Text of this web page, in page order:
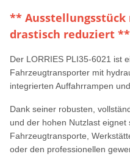
** Ausstellungsstück
drastisch reduziert **
Der LORRIES PLI35-6021 ist
Fahrzeugtransporter mit
integrierten Auffahrrampen
Dank seiner robusten,
und der hohen Nutzlast
Fahrzeugtransporte,
oder den professionellen